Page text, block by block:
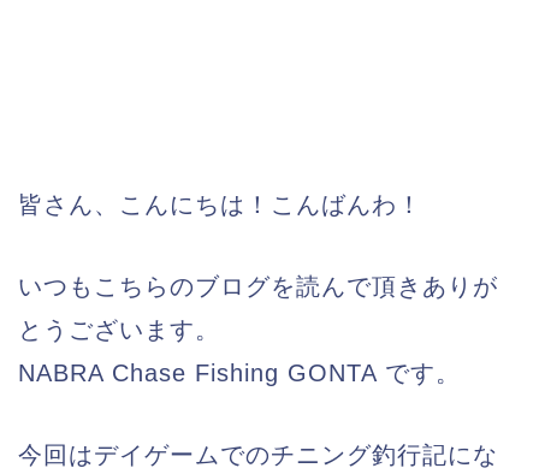
皆さん、こんにちは！こんばんわ！
いつもこちらのブログを読んで頂きありが
とうございます。
NABRA Chase Fishing GONTA です。
今回はデイゲームでのチニング釣行記にな